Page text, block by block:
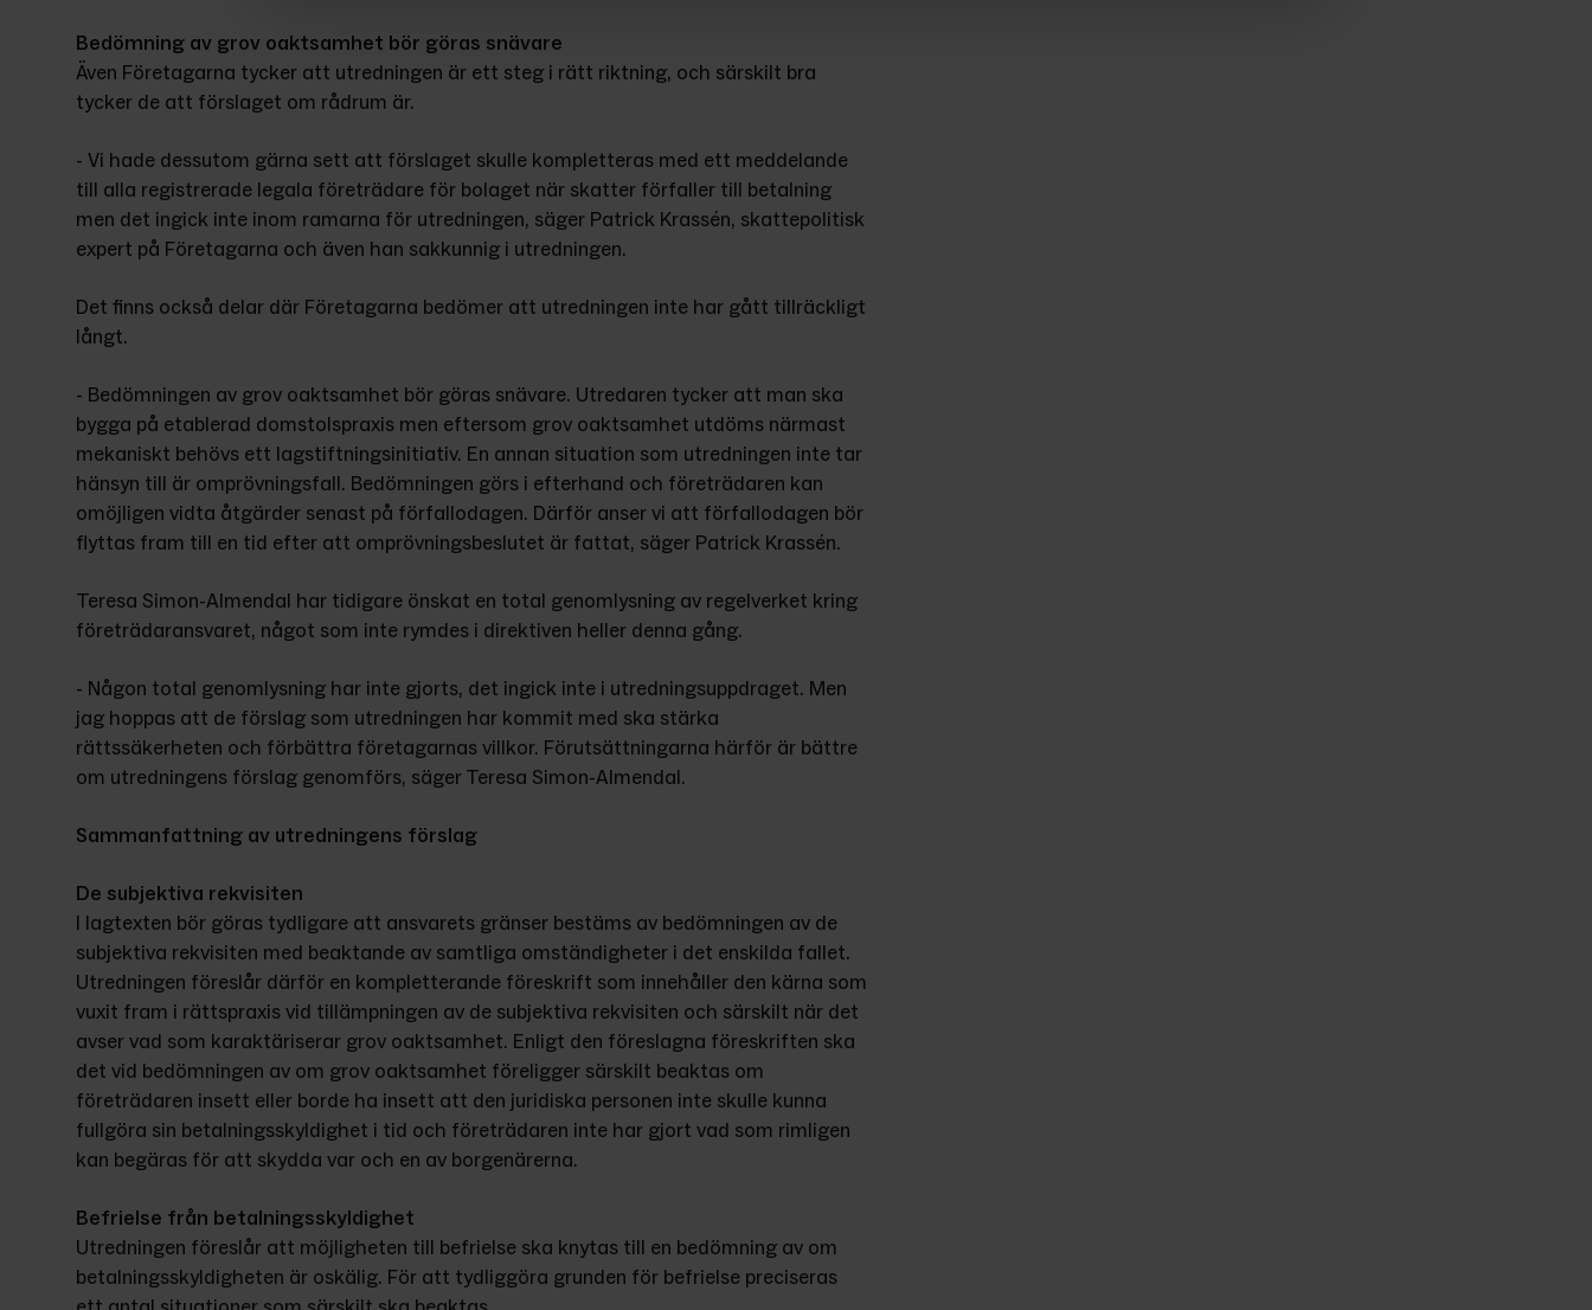
Bedömning av grov oaktsamhet bör göras snävare
Även Företagarna tycker att utredningen är ett steg i rätt riktning, och särskilt bra
tycker de att förslaget om rådrum är.
- Vi hade dessutom gärna sett att förslaget skulle kompletteras med ett meddelande
till alla registrerade legala företrädare för bolaget när skatter förfaller till betalning
men det ingick inte inom ramarna för utredningen, säger Patrick Krassén, skattepolitisk
expert på Företagarna och även han sakkunnig i utredningen.
Det finns också delar där Företagarna bedömer att utredningen inte har gått tillräckligt
långt.
- Bedömningen av grov oaktsamhet bör göras snävare. Utredaren tycker att man ska
bygga på etablerad domstolspraxis men eftersom grov oaktsamhet utdöms närmast
mekaniskt behövs ett lagstiftningsinitiativ. En annan situation som utredningen inte tar
hänsyn till är omprövningsfall. Bedömningen görs i efterhand och företrädaren kan
omöjligen vidta åtgärder senast på förfallodagen. Därför anser vi att förfallodagen bör
flyttas fram till en tid efter att omprövningsbeslutet är fattat, säger Patrick Krassén.
Teresa Simon-Almendal har tidigare önskat en total genomlysning av regelverket kring
företrädaransvaret, något som inte rymdes i direktiven heller denna gång.
- Någon total genomlysning har inte gjorts, det ingick inte i utredningsuppdraget. Men
jag hoppas att de förslag som utredningen har kommit med ska stärka
rättssäkerheten och förbättra företagarnas villkor. Förutsättningarna härför är bättre
om utredningens förslag genomförs, säger Teresa Simon-Almendal.
Sammanfattning av utredningens förslag
De subjektiva rekvisiten
I lagtexten bör göras tydligare att ansvarets gränser bestäms av bedömningen av de
subjektiva rekvisiten med beaktande av samtliga omständigheter i det enskilda fallet.
Utredningen föreslår därför en kompletterande föreskrift som innehåller den kärna som
vuxit fram i rättspraxis vid tillämpningen av de subjektiva rekvisiten och särskilt när det
avser vad som karaktäriserar grov oaktsamhet. Enligt den föreslagna föreskriften ska
det vid bedömningen av om grov oaktsamhet föreligger särskilt beaktas om
företrädaren insett eller borde ha insett att den juridiska personen inte skulle kunna
fullgöra sin betalningsskyldighet i tid och företrädaren inte har gjort vad som rimligen
kan begäras för att skydda var och en av borgenärerna.
Befrielse från betalningsskyldighet
Utredningen föreslår att möjligheten till befrielse ska knytas till en bedömning av om
betalningsskyldigheten är oskälig. För att tydliggöra grunden för befrielse preciseras